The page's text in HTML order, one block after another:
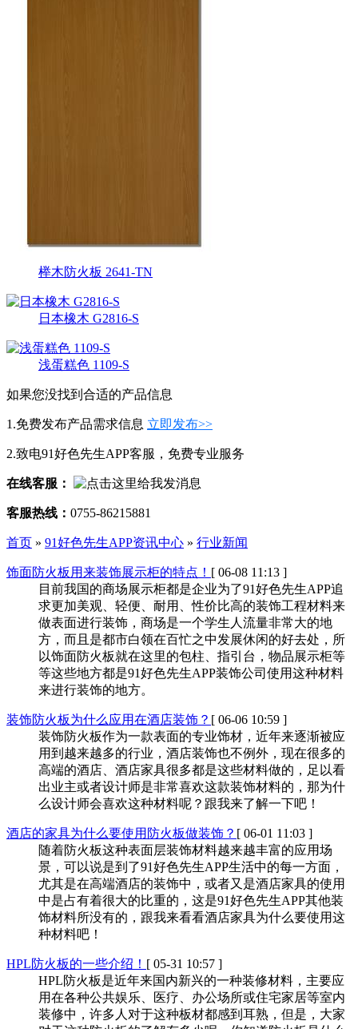
榉木防火板 2641-TN
日本橡木 G2816-S
浅蛋糕色 1109-S
如果您没找到合适的产品信息
1.免费发布产品需求信息 立即发布>>
2.致电91好色先生APP客服，免费专业服务
在线客服：
客服热线： 0755-86215881
首页 » 91好色先生APP资讯中心 » 行业新闻
饰面防火板用来装饰展示柜的特点！ [ 06-08 11:13 ]
目前我国的商场展示柜都是企业为了91好色先生APP追
求更加美观、轻便、耐用、性价比高的装饰工程材料来
做表面进行装饰，商场是一个学生人流量非常大的地
方，而且是都市白领在百忙之中发展休闲的好去处，所
以饰面防火板就在这里的包柱、指引台，物品展示柜等
等这些地方都是91好色先生APP装饰公司使用这种材料
来进行装饰的地方。
装饰防火板为什么应用在酒店装饰？ [ 06-06 10:59 ]
装饰防火板作为一款表面的专业饰材，近年来逐渐被应
用到越来越多的行业，酒店装饰也不例外，现在很多的
高端的酒店、酒店家具很多都是这些材料做的，足以看
出业主或者设计师是非常喜欢这款装饰材料的，那为什
么设计师会喜欢这种材料呢？跟我来了解一下吧！
酒店的家具为什么要使用防火板做装饰？ [ 06-01 11:03 ]
随着防火板这种表面层装饰材料越来越丰富的应用场
景，可以说是到了91好色先生APP生活中的每一方面，
尤其是在高端酒店的装饰中，或者又是酒店家具的使用
中是占有着很大的比重的，这是91好色先生APP其他装
饰材料所没有的，跟我来看看酒店家具为什么要使用这
种材料吧！
HPL防火板的一些介绍！ [ 05-31 10:57 ]
HPL防火板是近年来国内新兴的一种装修材料，主要应
用在各种公共娱乐、医疗、办公场所或住宅家居等室内
装修中，许多人对于这种板材都感到耳熟，但是，大家